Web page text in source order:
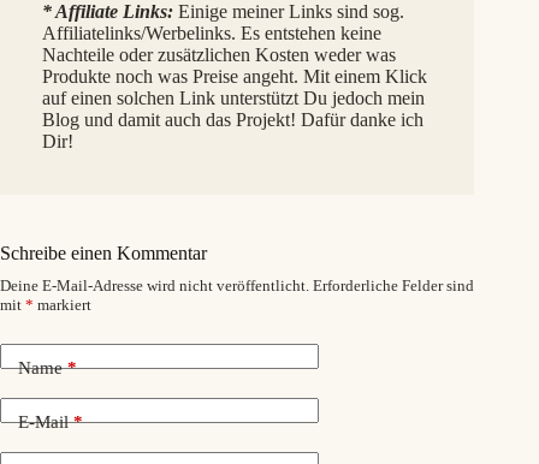
* Affiliate Links: Einige meiner Links sind sog.
Affiliatelinks/Werbelinks. Es entstehen keine
Nachteile oder zusätzlichen Kosten weder was
Produkte noch was Preise angeht. Mit einem Klick
auf einen solchen Link unterstützt Du jedoch mein
Blog und damit auch das Projekt! Dafür danke ich
Dir!
Schreibe einen Kommentar
Deine E-Mail-Adresse wird nicht veröffentlicht. Erforderliche Felder sind
mit * markiert
Name*
E-Mail*